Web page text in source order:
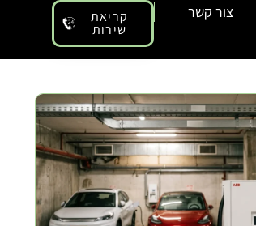
צור קשר
קריאת
שירות